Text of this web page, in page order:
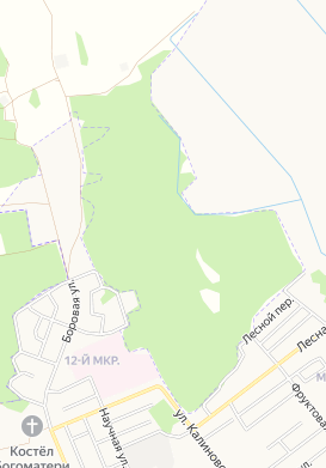
площадью 11 соток есть всё
машины, хозяйственная
на своём участке.
месте. Всего три минуты
инфраструктура.
дела быстро и без
- звоните!
Вам данный объект и